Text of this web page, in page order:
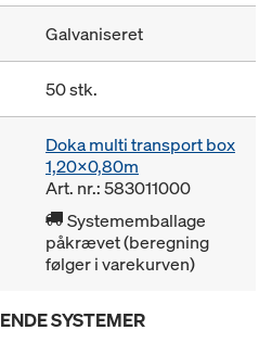
Galvaniseret
50 stk.
Doka multi transport box
1,20x0,80m
Art. nr.: 583011000
Systememballage
påkrævet (beregning
følger i varekurven)
SYSTEMER